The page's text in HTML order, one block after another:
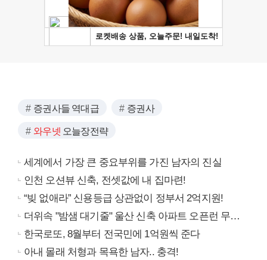
증권사들 역대급 증권사
와우넷 오늘장전략
세계에서 가장 큰 중요부위를 가진 남자의 진실
인천 오션뷰 신축, 전셋값에 내 집마련!
“빚 없애라” 신용등급 상관없이 정부서 2억지원!
더위속 "밤샘 대기줄" 울산 신축 아파트 오픈런 무슨일?
한국로또, 8월부터 전국민에 1억원씩 준다
아내 몰래 처형과 목욕한 남자.. 충격!